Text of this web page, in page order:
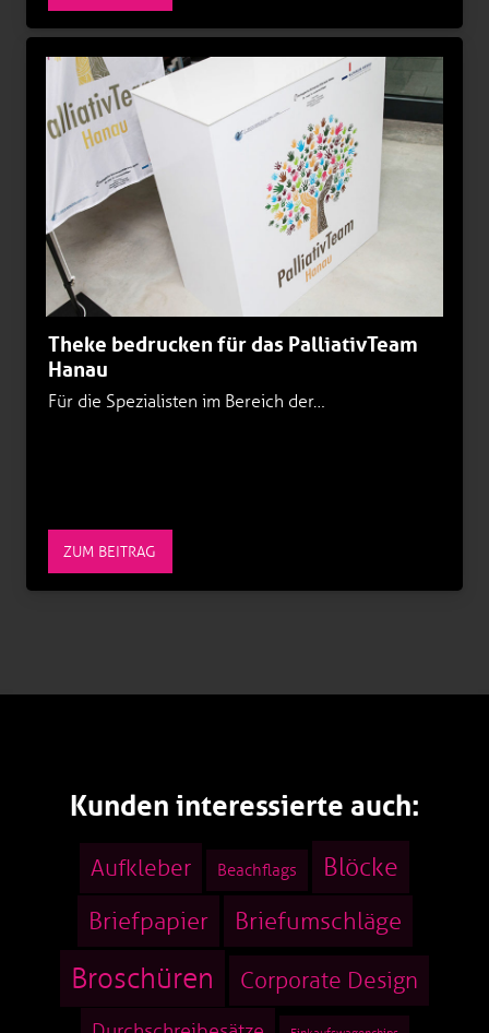
Theke bedrucken für das PalliativTeam
Hanau
Für die Spezialisten im Bereich der…
ZUM BEITRAG
Kunden interessierte auch:
Aufkleber Beachflags Blöcke
Briefpapier Briefumschläge
Broschüren Corporate Design